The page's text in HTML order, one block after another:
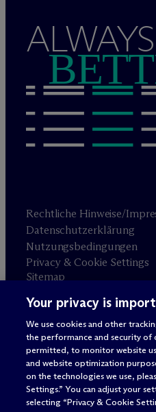
ALWAYS
Rechtliche Hinweise/
Datenschutzerklärung
Nutzungsbedingungen
Privacy & Cookie Settings
Sitemap
Anwaltswerbung © 2026 M
Your privacy is
We use cookies and other
the performance and security of
permitted, to monitor website
and website optimization
on the technologies we use,
Settings.” You can adjust your
selecting “Privacy & Cookie